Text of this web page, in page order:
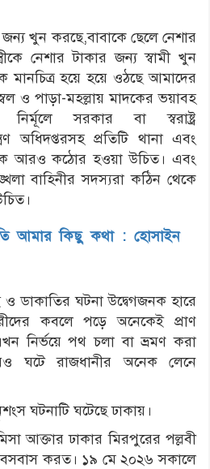
খুন করছে,বাবাকে ছেলে নেশার
নেশার টাকার জন্য স্বামী খুন
হয়ে হয়ে ওঠছে আমাদের
ও পাড়া-মহল্লায় মাদকের ভয়াবহ
সরকার বা স্বরাষ্ট্র
অধিদপ্তরসহ প্রতিটি থানা এবং
আরও কঠোর হওয়া উচিত। এবং
বাহিনীর সদস্যরা কঠিন থেকে
আমার কিছু কথা : হোসাইন
ও ডাকাতির ঘটনা উদ্বেগজনক হারে
কবলে পড়ে অনেকেই প্রাণ
নির্ভয়ে পথ চলা বা ভ্রমণ করা
ঘটে রাজধানীর অনেক লেনে
ঘটনাটি ঘটেছে ঢাকায়।
আক্তার ঢাকার মিরপুরের পল্লবী
বসবাস করত। ১৯ মে ২০২৬ সকালে